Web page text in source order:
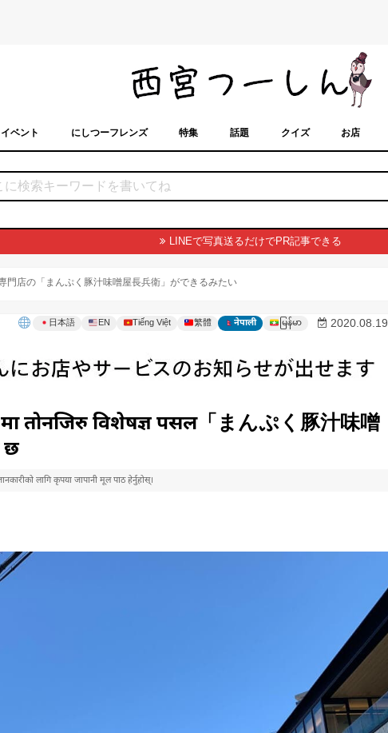
イベント にしつーフレンズ 特集 話題 クイズ お店
LINEで写真送るだけでPR記事できる
門店の「まんぷく豚汁味噌屋長兵衛」ができるみたい
日本語 EN Tiếng Việt 繁體 नेपाली မြန်မာ 2020.08.19
तोनजिरु विशेषज्ञ पसल「まんぷく豚汁味噌
छ
लागि कृपया जापानी मूल पाठ हेर्नुहोस्।